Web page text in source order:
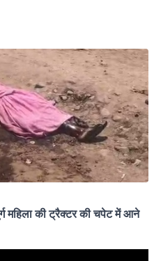
महिला की ट्रैक्टर की चपेट में आने